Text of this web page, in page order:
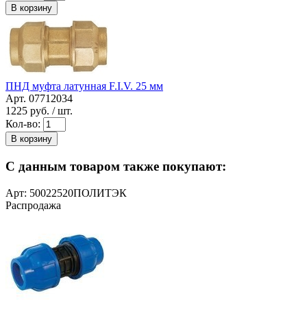
В корзину
ПНД муфта латунная F.I.V. 25 мм
Арт. 07712034
1225 руб. / шт.
Кол-во:
В корзину
С данным товаром также покупают:
Арт: 50022520ПОЛИТЭК
Распродажа